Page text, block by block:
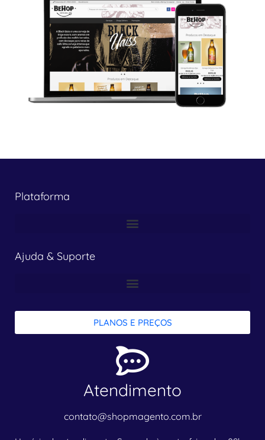
Plataforma
Ajuda & Suporte
PLANOS E PREÇOS
Atendimento
contato@shopmagento.com.br